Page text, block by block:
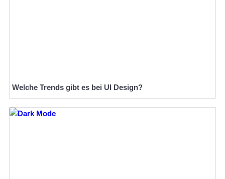
Welche Trends gibt es bei UI Design?